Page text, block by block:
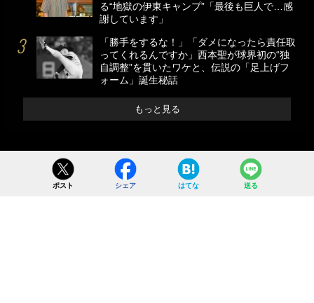
る“地獄の伊東キャンプ”「最後も巨人で…感
謝しています」
「勝手をするな！」「ダメになったら責任取
ってくれるんですか」西本聖が球界初の“独
自調整”を貫いたワケと、伝説の「足上げフ
ォーム」誕生秘話
もっと見る
ポスト シェア はてな 送る